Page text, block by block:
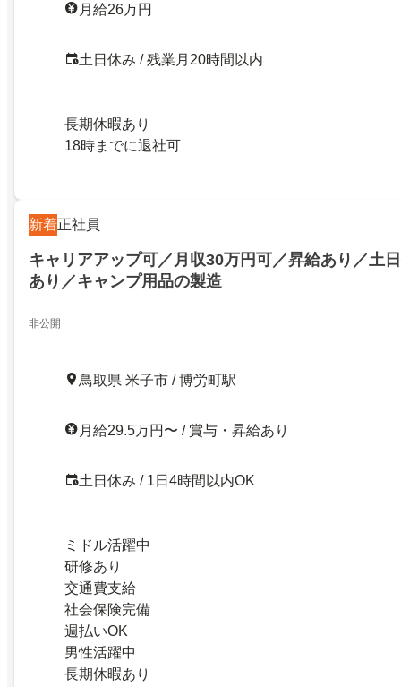
月給26万円
土日休み / 残業月20時間以内
長期休暇あり
18時までに退社可
新着正社員
キャリアアップ可／月収30万円可／昇給あり／土
あり／キャンプ用品の製造
非公開
鳥取県 米子市 / 博労町駅
月給29.5万円〜 / 賞与・昇給あり
土日休み / 1日4時間以内OK
ミドル活躍中
研修あり
交通費支給
社会保険完備
週払いOK
男性活躍中
長期休暇あり